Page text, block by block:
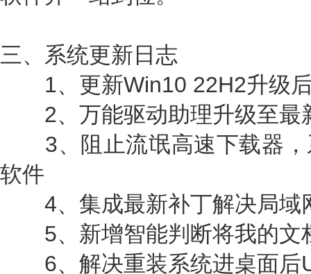
三、系统更新日志
1、更新Win10 22H2升级后
2、万能驱动助理升级至最
3、阻止流氓高速下载器，
软件
4、集成最新补丁解决局域
5、新增智能判断将我的文
6、解决重装系统进桌面后